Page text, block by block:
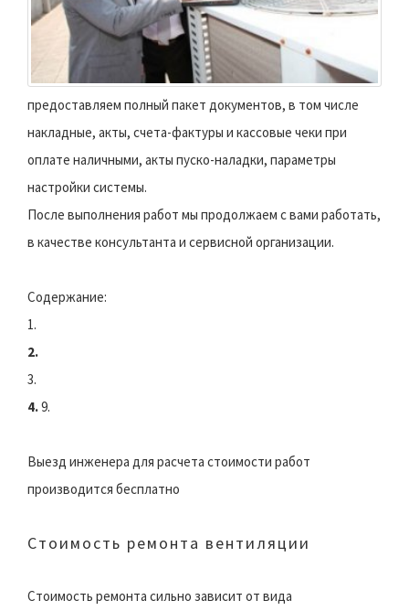
предоставляем полный пакет документов, в том числе
накладные, акты, счета-фактуры и кассовые чеки при
оплате наличными, акты пуско-наладки, параметры
настройки системы.
После выполнения работ мы продолжаем с вами работать,
в качестве консультанта и сервисной организации.
Содержание:
1.
2.
3.
4.9.
Выезд инженера для расчета стоимости работ
производится бесплатно
Стоимость ремонта вентиляции
Стоимость ремонта сильно зависит от вида